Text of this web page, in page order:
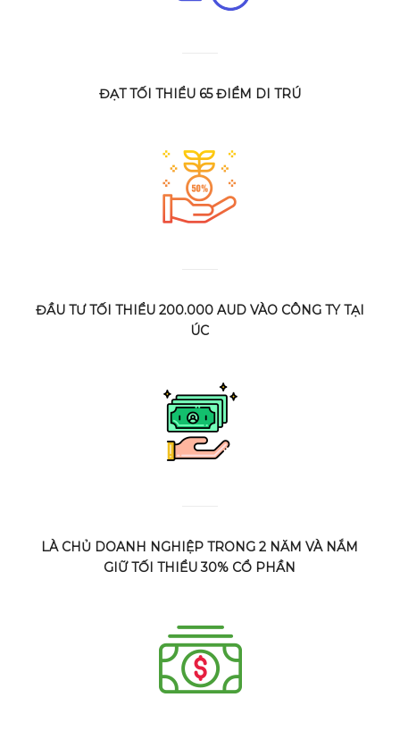
ĐẠT TỐI THIỂU 65 ĐIỂM DI TRÚ
ĐẦU TƯ TỐI THIỂU 200.000 AUD VÀO CÔNG TY TẠI
ÚC
LÀ CHỦ DOANH NGHIỆP TRONG 2 NĂM VÀ NẮM
GIỮ TỐI THIỂU 30% CỔ PHẦN